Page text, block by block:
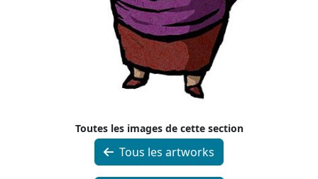
Toutes les images de cette section
Tous les artworks